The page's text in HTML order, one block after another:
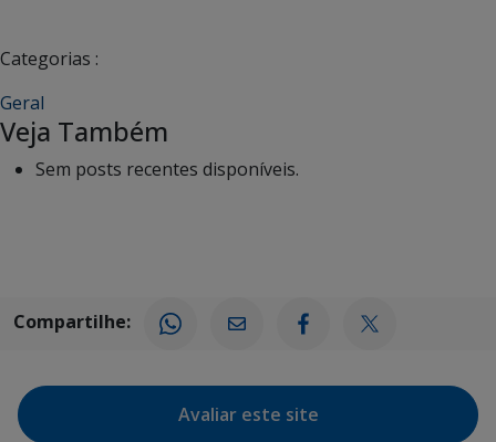
Categorias :
Geral
Veja Também
Sem posts recentes disponíveis.
Compartilhe:
Avaliar este site